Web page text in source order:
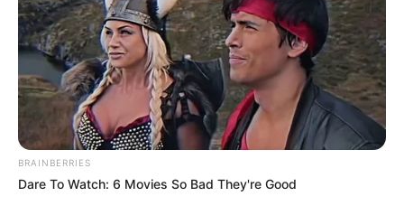
BRAINBERRIES
Dare To Watch: 6 Movies So Bad They're Good